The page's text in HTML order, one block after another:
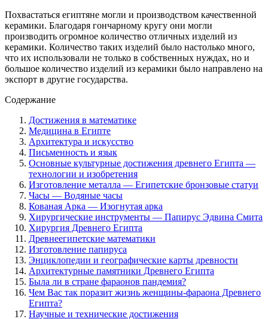
Похвастаться египтяне могли и производством качественной
керамики. Благодаря гончарному кругу они могли
производить огромное количество отличных изделий из
керамики. Количество таких изделий было настолько много,
что их использовали не только в собственных нуждах, но и
большое количество изделий из керамики было направлено на
экспорт в другие государства.
Содержание
Достижения в математике
Медицина в Египте
Архитектура и искусство
Письменность и язык
Основные культурные достижения древнего Египта —
технологии и изобретения
Изготовление металла — Египетские бронзовые статуи
Часы — Водяные часы
Кованая Арка — Изогнутая арка
Хирургические инструменты — Папирус Эдвина Смита
Хирургия Древнего Египта
Древнеегипетские математики
Изготовление папируса
Энциклопедии и географические карты древности
Архитектурные памятники Древнего Египта
Была ли в стране фараонов пандемия?
Чем Вас так поразит жизнь женщины-фараона Древнего
Египта?
Научные и технические достижения